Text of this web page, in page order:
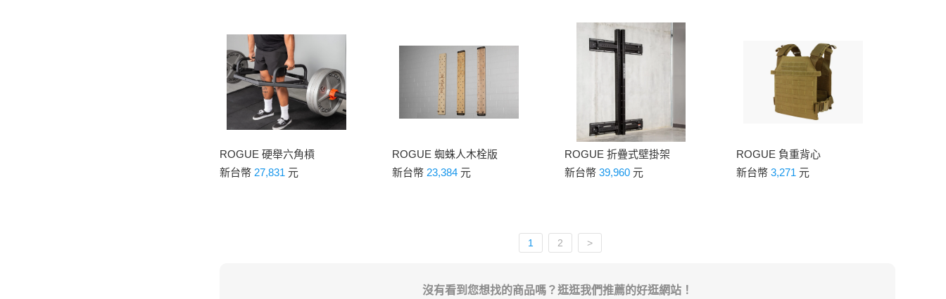
ROGUE 硬舉六角槓
新台幣 27,831 元
ROGUE 蜘蛛人木栓版
新台幣 23,384 元
ROGUE 折疊式壁掛架
新台幣 39,960 元
ROGUE 負重背心
新台幣3,271元
1 2 >
沒有看到您想找的商品嗎？逛逛我們推薦的好逛網站！